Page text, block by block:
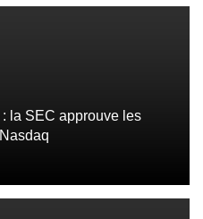
la SEC approuve les